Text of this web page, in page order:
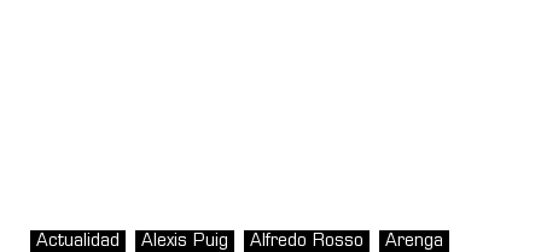
Actualidad Alexis Puig Alfredo Rosso Arenga